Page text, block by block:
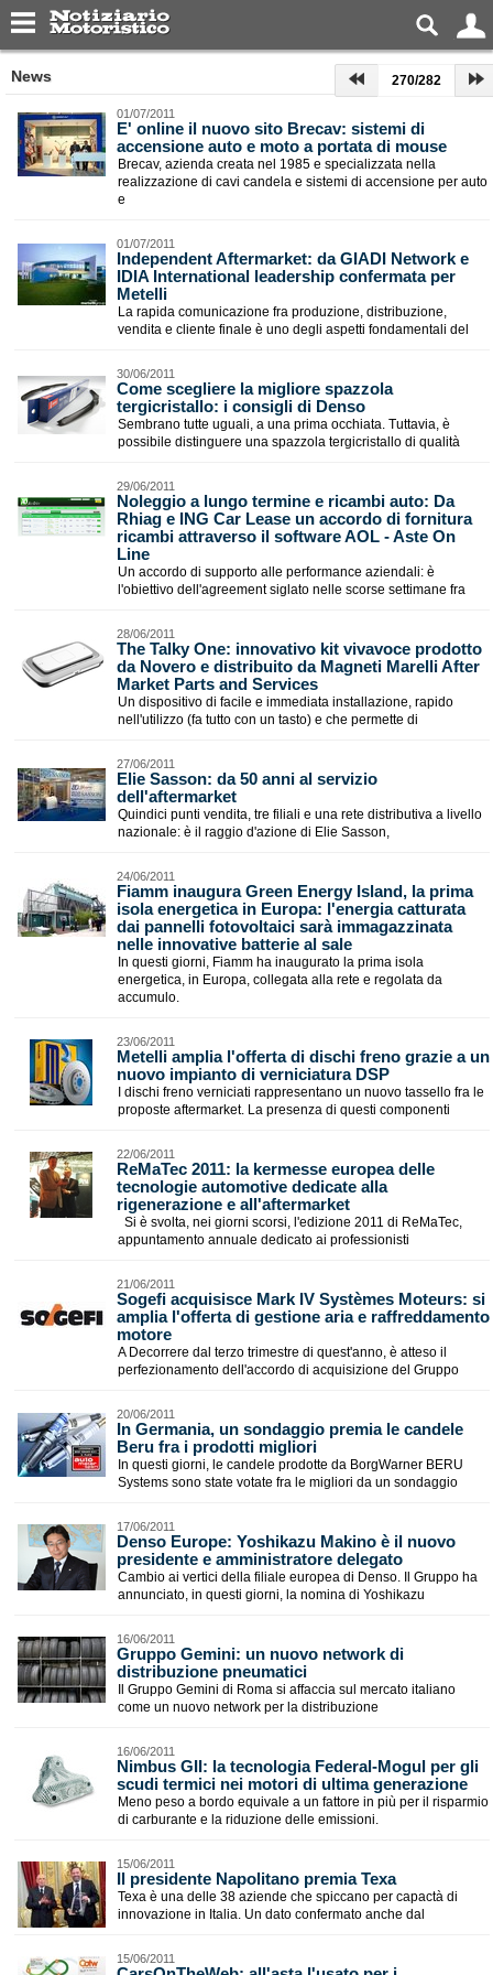
270/282
News
01/07/2011
E' online il nuovo sito Brecav: sistemi di
accensione auto e moto a portata di mouse
Brecav, azienda creata nel 1985 e specializzata nella
realizzazione di cavi candela e sistemi di accensione per auto
e
01/07/2011
Independent Aftermarket: da GIADI Network e
IDIA International leadership confermata per
Metelli
La rapida comunicazione fra produzione, distribuzione,
vendita e cliente finale è uno degli aspetti fondamentali del
30/06/2011
Come scegliere la migliore spazzola
tergicristallo: i consigli di Denso
Sembrano tutte uguali, a una prima occhiata. Tuttavia, è
possibile distinguere una spazzola tergicristallo di qualità
29/06/2011
Noleggio a lungo termine e ricambi auto: Da
Rhiag e ING Car Lease un accordo di fornitura
ricambi attraverso il software AOL - Aste On
Line
Un accordo di supporto alle performance aziendali: è
l'obiettivo dell'agreement siglato nelle scorse settimane fra
28/06/2011
The Talky One: innovativo kit vivavoce prodotto
da Novero e distribuito da Magneti Marelli After
Market Parts and Services
Un dispositivo di facile e immediata installazione, rapido
nell'utilizzo (fa tutto con un tasto) e che permette di
27/06/2011
Elie Sasson: da 50 anni al servizio
dell'aftermarket
Quindici punti vendita, tre filiali e una rete distributiva a livello
nazionale: è il raggio d'azione di Elie Sasson,
24/06/2011
Fiamm inaugura Green Energy Island, la prima
isola energetica in Europa: l'energia catturata
dai pannelli fotovoltaici sarà immagazzinata
nelle innovative batterie al sale
In questi giorni, Fiamm ha inaugurato la prima isola
energetica, in Europa, collegata alla rete e regolata da
accumulo.
23/06/2011
Metelli amplia l'offerta di dischi freno grazie a un
nuovo impianto di verniciatura DSP
I dischi freno verniciati rappresentano un nuovo tassello fra le
proposte aftermarket. La presenza di questi componenti
22/06/2011
ReMaTec 2011: la kermesse europea delle
tecnologie automotive dedicate alla
rigenerazione e all'aftermarket
Si è svolta, nei giorni scorsi, l'edizione 2011 di ReMaTec,
appuntamento annuale dedicato ai professionisti
21/06/2011
Sogefi acquisisce Mark IV Systèmes Moteurs: si
amplia l'offerta di gestione aria e raffreddamento
motore
A Decorrere dal terzo trimestre di quest'anno, è atteso il
perfezionamento dell'accordo di acquisizione del Gruppo
20/06/2011
In Germania, un sondaggio premia le candele
Beru fra i prodotti migliori
In questi giorni, le candele prodotte da BorgWarner BERU
Systems sono state votate fra le migliori da un sondaggio
17/06/2011
Denso Europe: Yoshikazu Makino è il nuovo
presidente e amministratore delegato
Cambio ai vertici della filiale europea di Denso. Il Gruppo ha
annunciato, in questi giorni, la nomina di Yoshikazu
16/06/2011
Gruppo Gemini: un nuovo network di
distribuzione pneumatici
Il Gruppo Gemini di Roma si affaccia sul mercato italiano
come un nuovo network per la distribuzione
16/06/2011
Nimbus GII: la tecnologia Federal-Mogul per gli
scudi termici nei motori di ultima generazione
Meno peso a bordo equivale a un fattore in più per il risparmio
di carburante e la riduzione delle emissioni.
15/06/2011
Il presidente Napolitano premia Texa
Texa è una delle 38 aziende che spiccano per capactà di
innovazione in Italia. Un dato confermato anche dal
15/06/2011